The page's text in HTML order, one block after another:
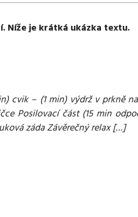
Níže je krátká ukázka textu.
cvik – (1 min) výdrž v
Posilovací část (15 min
záda Závěrečný relax […]